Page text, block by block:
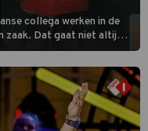
collega werken in de
zaak. Dat gaat niet altijd